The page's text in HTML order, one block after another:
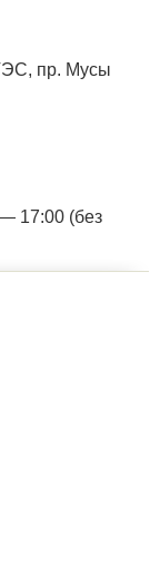
пр. Мусы
17:00 (без